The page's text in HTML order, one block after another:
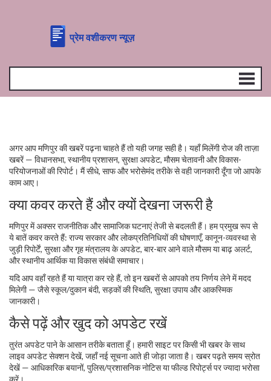
अगर आप मणिपुर की खबरें पढ़ना चाहते हैं तो यही जगह सही है। यहाँ मिलेंगी रोज की ताज़ा
खबरें — विधानसभा, स्थानीय प्रशासन, सुरक्षा अपडेट, मौसम चेतावनी और विकास-
परियोजनाओं की रिपोर्ट। मैं सीधे, साफ और भरोसेमंद तरीके से वही जानकारी दूँगा जो आपके
काम आए।
क्या कवर करते हैं और क्यों देखना जरूरी है
मणिपुर में अक्सर राजनीतिक और सामाजिक घटनाएं तेजी से बदलती हैं। हम प्रमुख रूप से
ये बातें कवर करते हैं: राज्य सरकार और लोकप्रतिनिधियों की घोषणाएँ, कानून-व्यवस्था से
जुड़ी रिपोर्टें, सुरक्षा और गृह मंत्रालय के अपडेट, बार-बार आने वाले मौसम या बाढ़ अलर्ट,
और स्थानीय आर्थिक या विकास संबंधी समाचार।
यदि आप वहाँ रहते हैं या यात्रा कर रहे हैं, तो इन खबरों से आपको तय निर्णय लेने में मदद
मिलेगी — जैसे स्कूल/दुकान बंदी, सड़कों की स्थिति, सुरक्षा उपाय और आकस्मिक
जानकारी।
कैसे पढ़ें और खुद को अपडेट रखें
तुरंत अपडेट पाने के आसान तरीके बताता हूँ। हमारी साइट पर किसी भी खबर के साथ
लाइव अपडेट सेक्शन देखें, जहाँ नई सूचना आते ही जोड़ा जाता है। खबर पढ़ते समय स्रोत
देखें — आधिकारिक बयानों, पुलिस/प्रशासनिक नोटिस या फील्ड रिपोर्ट्स पर ज्यादा भरोसा
करें।